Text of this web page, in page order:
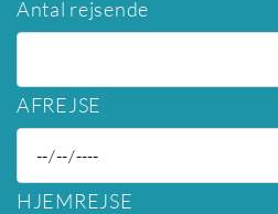
Antal rejsende
AFREJSE
HJEMREJSE